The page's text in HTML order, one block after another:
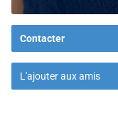
Contacter
L'ajouter aux amis